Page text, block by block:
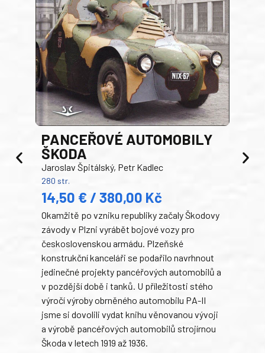
PANCEŘOVÉ AUTOMOBILY
ŠKODA
Jaroslav Špitálský, Petr Kadlec
280 str.
14,50 € / 380,00 Kč
Okamžitě po vzniku republiky začaly Škodovy
závody v Plzni vyrábět bojové vozy pro
československou armádu. Plzeňské
konstrukční kanceláři se podařilo navrhnout
jedinečné projekty pancéřových automobilů a
v pozdější době i tanků. U příležitosti stého
výročí výroby obrněného automobilu PA-II
jsme si dovolili vydat knihu věnovanou vývoji
a výrobě pancéřových automobilů strojírnou
Škoda v letech 1919 až 1936.